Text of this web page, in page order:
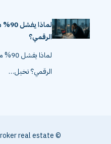
الرقمي؟
الرقمي؟ تخيل…
© All rights received, Broker real estate